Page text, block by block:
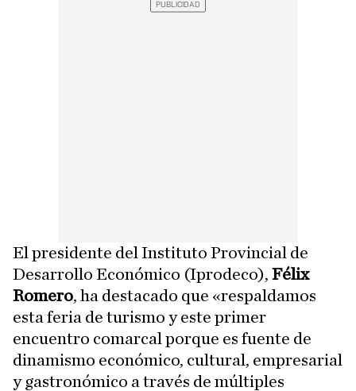
El presidente del Instituto Provincial de
Desarrollo Económico (Iprodeco), Félix
Romero, ha destacado que «respaldamos
esta feria de turismo y este primer
encuentro comarcal porque es fuente de
dinamismo económico, cultural, empresarial
y gastronómico a través de múltiples